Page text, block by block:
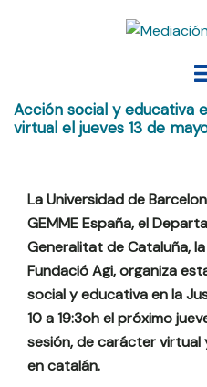
Acción social y educativa
virtual el jueves 13 de
La Universidad de
GEMME España, el
Generalitat de Cataluña,
Fundació Agi, organiza
social y educativa en la
10 a 19:3oh el próximo
sesión, de carácter
en catalán.